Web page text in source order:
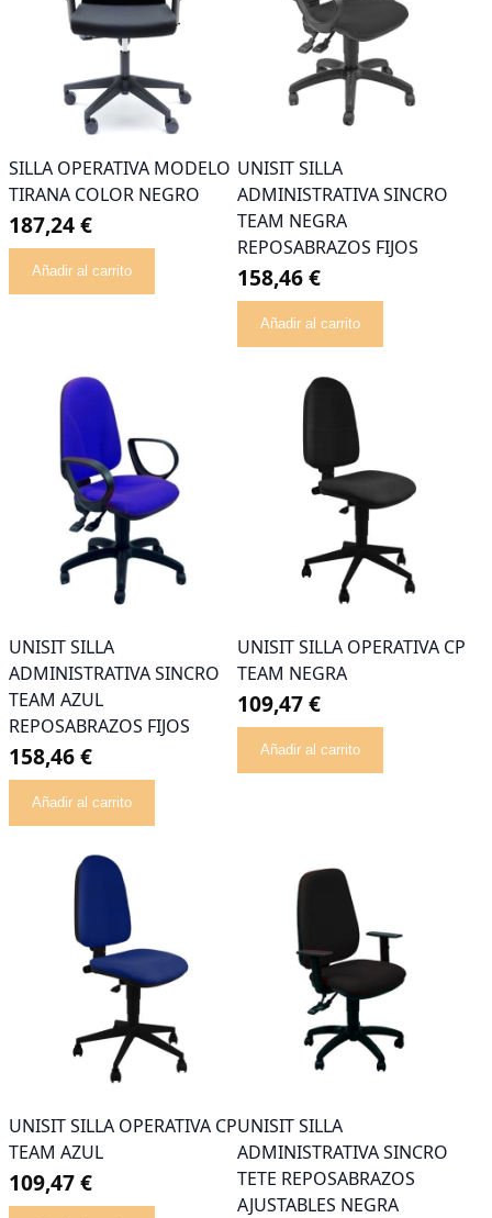
SILLA OPERATIVA MODELO
TIRANA COLOR NEGRO
187,24 €
Añadir al carrito
UNISIT SILLA
ADMINISTRATIVA SINCRO
TEAM NEGRA
REPOSABRAZOS FIJOS
158,46 €
Añadir al carrito
UNISIT SILLA
ADMINISTRATIVA SINCRO
TEAM AZUL
REPOSABRAZOS FIJOS
158,46 €
Añadir al carrito
UNISIT SILLA OPERATIVA CP
TEAM NEGRA
109,47 €
Añadir al carrito
UNISIT SILLA OPERATIVA CP
TEAM AZUL
109,47 €
UNISIT SILLA
ADMINISTRATIVA SINCRO
TETE REPOSABRAZOS
AJUSTABLES NEGRA